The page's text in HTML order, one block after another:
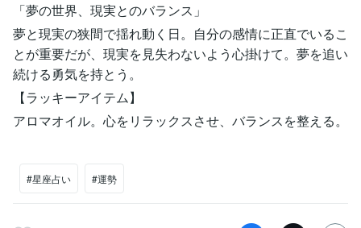
「夢の世界、現実とのバランス」
夢と現実の狭間で揺れ動く日。自分の感情に正直でいるこ
とが重要だが、現実を見失わないよう心掛けて。夢を追い
続ける勇気を持とう。
【ラッキーアイテム】
アロマオイル。心をリラックスさせ、バランスを整える。
#星座占い #運勢